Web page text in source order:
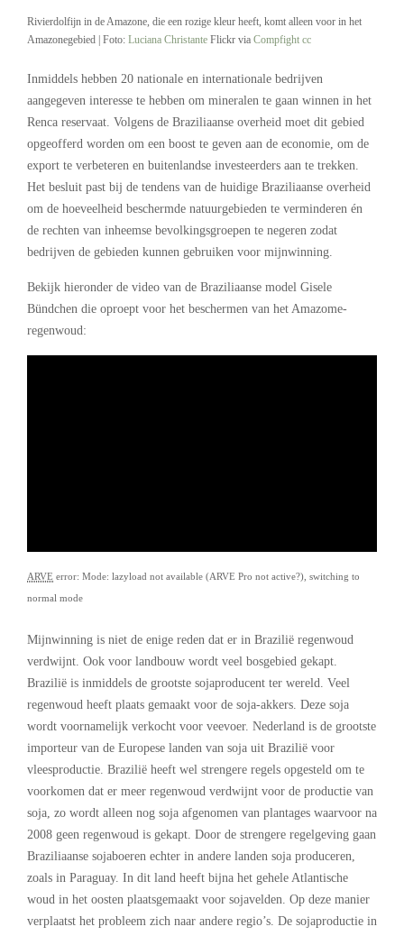
Rivierdolfijn in de Amazone, die een rozige kleur heeft, komt alleen voor in het
Amazonegebied | Foto: Luciana Christante Flickr via Compfight cc
Inmiddels hebben 20 nationale en internationale bedrijven
aangegeven interesse te hebben om mineralen te gaan winnen in het
Renca reservaat. Volgens de Braziliaanse overheid moet dit gebied
opgeofferd worden om een boost te geven aan de economie, om de
export te verbeteren en buitenlandse investeerders aan te trekken.
Het besluit past bij de tendens van de huidige Braziliaanse overheid
om de hoeveelheid beschermde natuurgebieden te verminderen én
de rechten van inheemse bevolkingsgroepen te negeren zodat
bedrijven de gebieden kunnen gebruiken voor mijnwinning.
Bekijk hieronder de video van de Braziliaanse model Gisele
Bündchen die oproept voor het beschermen van het Amazome-
regenwoud:
ARVE error: Mode: lazyload not available (ARVE Pro not active?), switching to
normal mode
Mijnwinning is niet de enige reden dat er in Brazilië regenwoud
verdwijnt. Ook voor landbouw wordt veel bosgebied gekapt.
Brazilië is inmiddels de grootste sojaproducent ter wereld. Veel
regenwoud heeft plaats gemaakt voor de soja-akkers. Deze soja
wordt voornamelijk verkocht voor veevoer. Nederland is de grootste
importeur van de Europese landen van soja uit Brazilië voor
vleesproductie. Brazilië heeft wel strengere regels opgesteld om te
voorkomen dat er meer regenwoud verdwijnt voor de productie van
soja, zo wordt alleen nog soja afgenomen van plantages waarvoor na
2008 geen regenwoud is gekapt. Door de strengere regelgeving gaan
Braziliaanse sojaboeren echter in andere landen soja produceren,
zoals in Paraguay. In dit land heeft bijna het gehele Atlantische
woud in het oosten plaatsgemaakt voor sojavelden. Op deze manier
verplaatst het probleem zich naar andere regio’s. De sojaproductie in